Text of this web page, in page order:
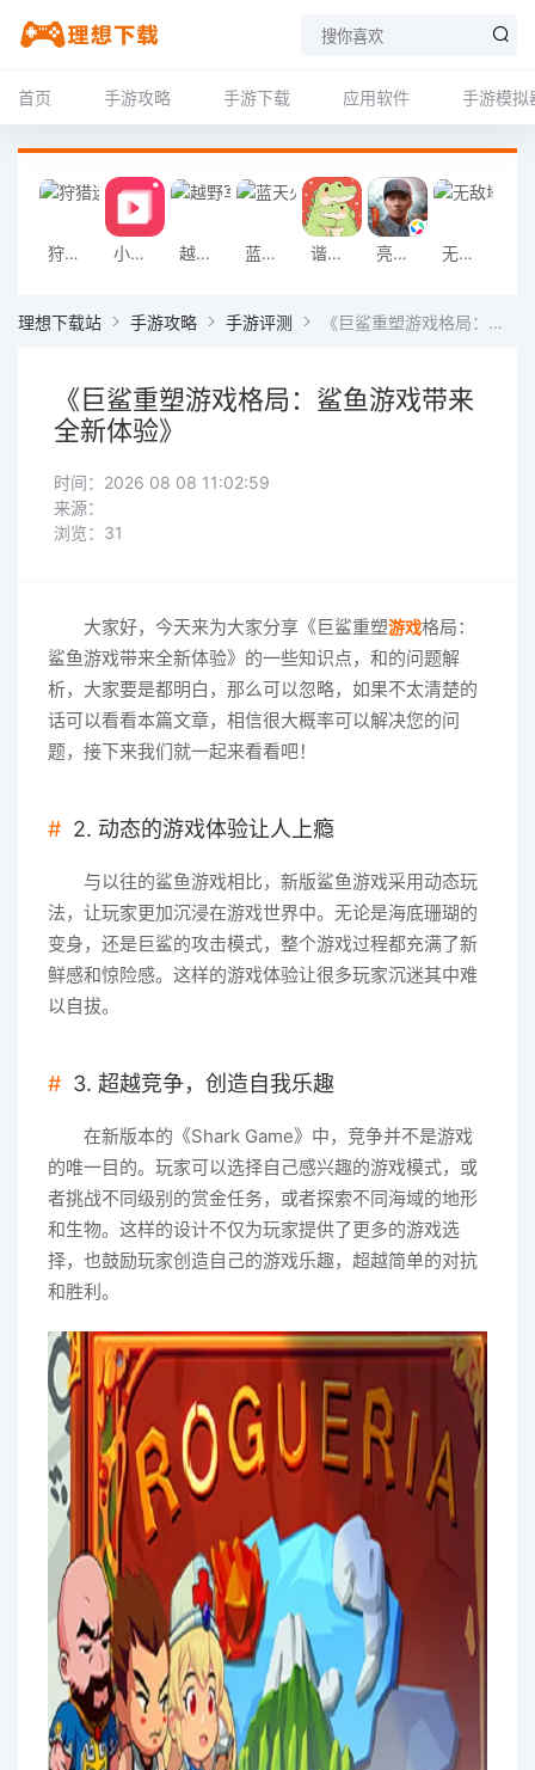
首页 手游攻略 手游下载 应用软件 手游模拟
狩猎迷城恐龙大战游戏 小影记app 越野军事卡车司机游戏 蓝天火龙传奇安卓版 谐音梗游戏 亮剑2026官方版 无敌塔防王游戏
理想下载站 手游攻略 手游评测 《巨鲨重塑游戏格局：鲨鱼游戏带来全新体验》
《巨鲨重塑游戏格局：鲨鱼游戏带来
全新体验》
时间：2026 08 08 11:02:59
来源：
浏览：31
大家好，今天来为大家分享《巨鲨重塑游戏格局：
鲨鱼游戏带来全新体验》的一些知识点，和的问题解
析，大家要是都明白，那么可以忽略，如果不太清楚的
话可以看看本篇文章，相信很大概率可以解决您的问
题，接下来我们就一起来看看吧！
2. 动态的游戏体验让人上瘾
与以往的鲨鱼游戏相比，新版鲨鱼游戏采用动态玩
法，让玩家更加沉浸在游戏世界中。无论是海底珊瑚的
变身，还是巨鲨的攻击模式，整个游戏过程都充满了新
鲜感和惊险感。这样的游戏体验让很多玩家沉迷其中难
以自拔。
3. 超越竞争，创造自我乐趣
在新版本的《Shark Game》中，竞争并不是游戏
的唯一目的。玩家可以选择自己感兴趣的游戏模式，或
者挑战不同级别的赏金任务，或者探索不同海域的地形
和生物。这样的设计不仅为玩家提供了更多的游戏选
择，也鼓励玩家创造自己的游戏乐趣，超越简单的对抗
和胜利。